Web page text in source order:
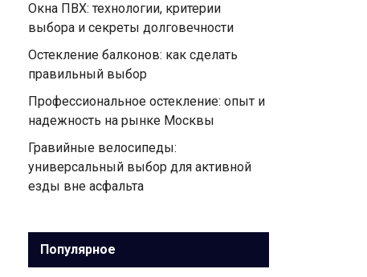
Окна ПВХ: технологии, критерии
выбора и секреты долговечности
Остекление балконов: как сделать
правильный выбор
Профессиональное остекление: опыт и
надежность на рынке Москвы
Гравийные велосипеды:
универсальный выбор для активной
езды вне асфальта
Популярное